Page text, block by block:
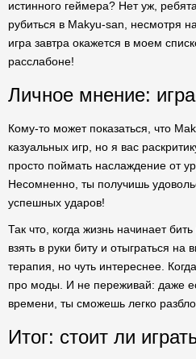
истинного геймера? Нет уж,
рубиться в Makyu-san, несмотря
игра завтра окажется в моем
расслабоне!
Личное мнение:
Кому-то может показаться, что
казуальных игр, но я вас
просто поймать наслаждение от
Несомненно, ты получишь
успешных ударов!
Так что, когда жизнь начинает
взять в руки биту и отыграться на
терапия, но чуть интереснее.
про моды. И не переживай: даже
времени, ты сможешь легко
Итог: стоит ли